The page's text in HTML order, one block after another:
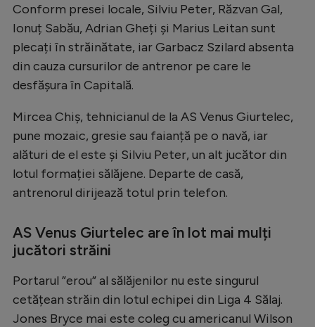
Conform presei locale, Silviu Peter, Răzvan Gal,
Ionuț Sabău, Adrian Gheți și Marius Leitan sunt
plecați în străinătate, iar Garbacz Szilard absenta
din cauza cursurilor de antrenor pe care le
desfășura în Capitală.
Mircea Chiș, tehnicianul de la AS Venus Giurtelec,
pune mozaic, gresie sau faianță pe o navă, iar
alături de el este și Silviu Peter, un alt jucător din
lotul formației sălăjene. Departe de casă,
antrenorul dirijează totul prin telefon.
AS Venus Giurtelec are în lot mai mulți
jucători străini
Portarul ”erou” al sălăjenilor nu este singurul
cetățean străin din lotul echipei din Liga 4 Sălaj.
Jones Bryce mai este coleg cu americanul Wilson